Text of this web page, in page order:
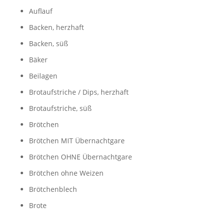
Auflauf
Backen, herzhaft
Backen, süß
Bäker
Beilagen
Brotaufstriche / Dips, herzhaft
Brotaufstriche, süß
Brötchen
Brötchen MIT Übernachtgare
Brötchen OHNE Übernachtgare
Brötchen ohne Weizen
Brötchenblech
Brote